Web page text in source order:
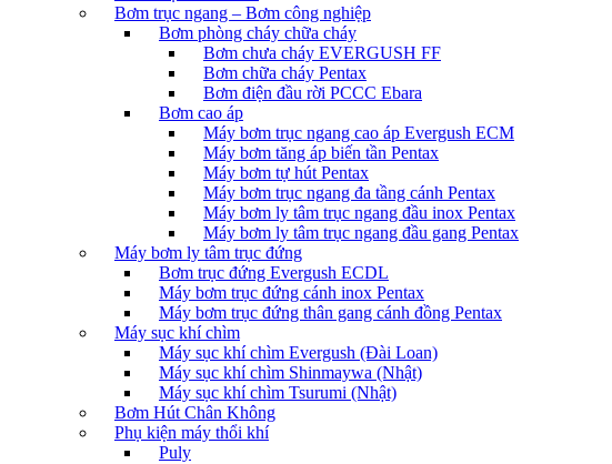
Bơm trục ngang – Bơm công nghiệp
Bơm phòng cháy chữa cháy
Bơm chưa cháy EVERGUSH FF
Bơm chữa cháy Pentax
Bơm điện đầu rời PCCC Ebara
Bơm cao áp
Máy bơm trục ngang cao áp Evergush ECM
Máy bơm tăng áp biến tần Pentax
Máy bơm tự hút Pentax
Máy bơm trục ngang đa tầng cánh Pentax
Máy bơm ly tâm trục ngang đầu inox Pentax
Máy bơm ly tâm trục ngang đầu gang Pentax
Máy bơm ly tâm trục đứng
Bơm trục đứng Evergush ECDL
Máy bơm trục đứng cánh inox Pentax
Máy bơm trục đứng thân gang cánh đồng Pentax
Máy sục khí chìm
Máy sục khí chìm Evergush (Đài Loan)
Máy sục khí chìm Shinmaywa (Nhật)
Máy sục khí chìm Tsurumi (Nhật)
Bơm Hút Chân Không
Phụ kiện máy thổi khí
Puly